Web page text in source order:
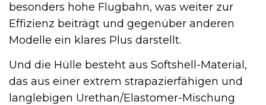
besonders hohe Flugbahn, was weiter zur
Effizienz beiträgt und gegenüber anderen
Modelle ein klares Plus darstellt.
Und die Hülle besteht aus Softshell-Material,
das aus einer extrem strapazierfähigen und
langlebigen Urethan/Elastomer-Mischung